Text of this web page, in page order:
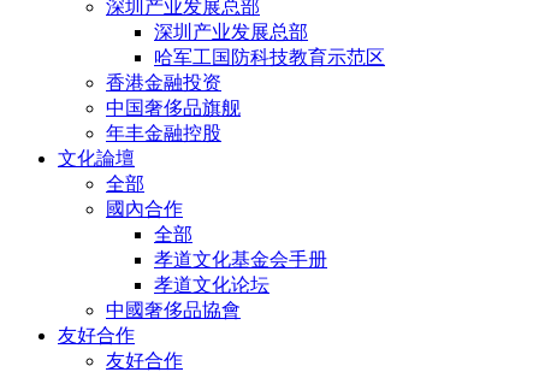
深圳产业发展总部
深圳产业发展总部
哈军工国防科技教育示范区
香港金融投资
中国奢侈品旗舰
年丰金融控股
文化論壇
全部
國內合作
全部
孝道文化基金会手册
孝道文化论坛
中國奢侈品協會
友好合作
友好合作